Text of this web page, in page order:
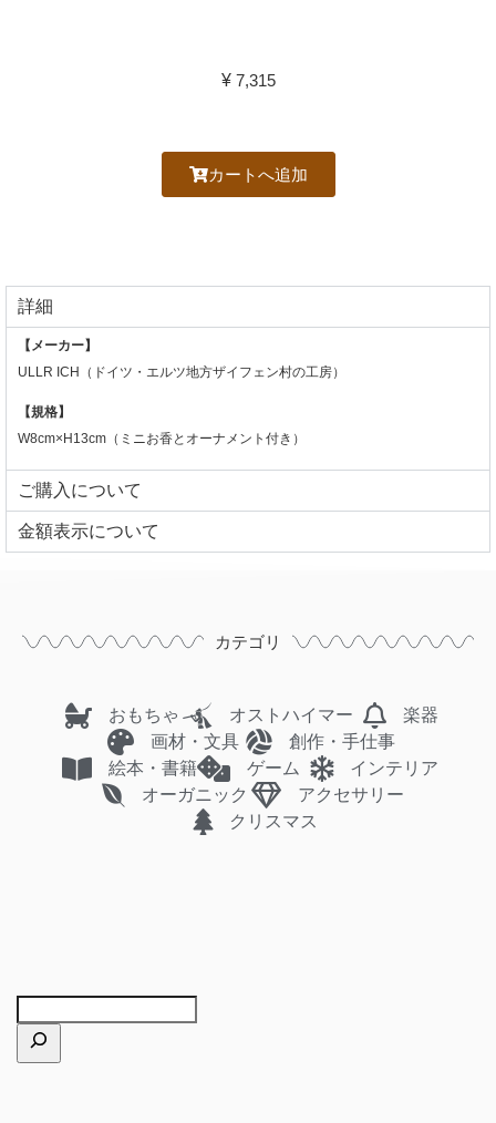
¥ 7,315
カートへ追加
詳細
【メーカー】
ULLR ICH（ドイツ・エルツ地方ザイフェン村の工房）
【規格】
W8cm×H13cm（ミニお香とオーナメント付き）
ご購入について
⾦額表⽰について
カテゴリ
おもちゃ オストハイマー
楽器
画材・文具
創作・手仕事
絵本・書籍
ゲーム
インテリア
オーガニック
アクセサリー
クリスマス